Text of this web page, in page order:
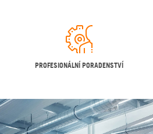
PROFESIONÁLNÍ PORADENSTVÍ